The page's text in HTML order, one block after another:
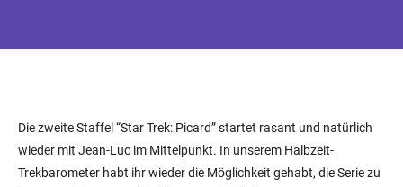
Die zweite Staffel “Star Trek: Picard” startet rasant und natürlich
wieder mit Jean-Luc im Mittelpunkt. In unserem Halbzeit-
Trekbarometer habt ihr wieder die Möglichkeit gehabt, die Serie zu